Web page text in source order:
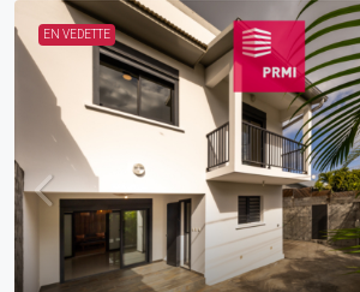
EN VEDETTE